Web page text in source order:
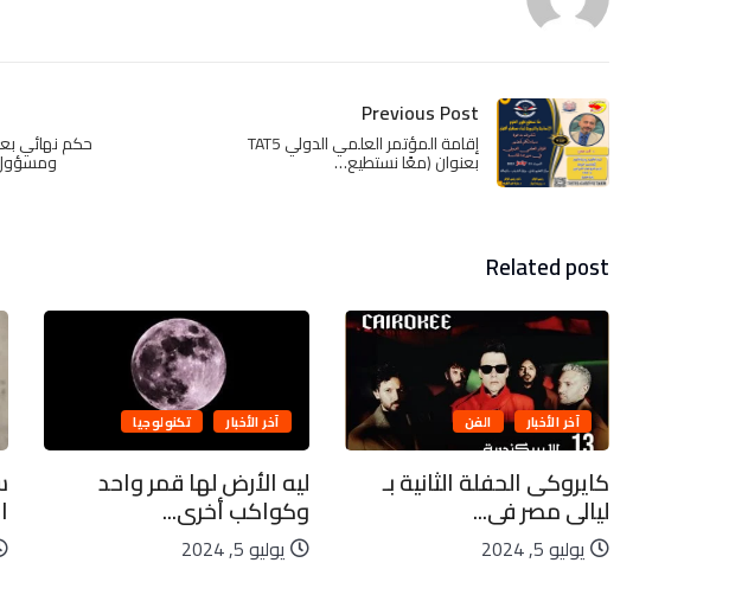
Previous Post
إقامة المؤتمر العلمي الدولي TAT5
بعنوان (معًا نستطيع…
حكم نهائي
Related post
آخر الأخبار الفن
كايروكى الحفلة الثانية بـ
ليالى مصر فى...
يوليو 5, 2024
آخر الأخبار تكنولوجيا
ليه الأرض لها قمر واحد
وكواكب أخرى...
يوليو 5, 2024